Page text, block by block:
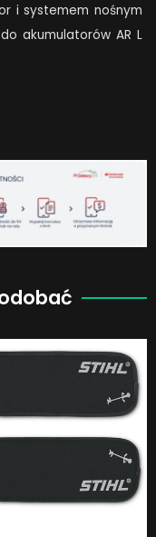
i systemem nośnym
akumulatorów AR L